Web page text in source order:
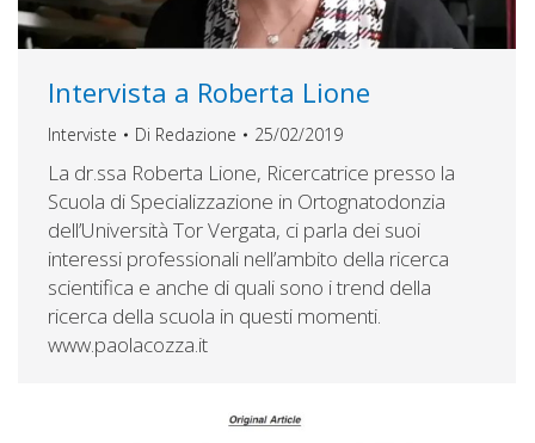
Intervista a Roberta Lione
Interviste Di Redazione 25/02/2019
La dr.ssa Roberta Lione, Ricercatrice presso la
Scuola di Specializzazione in Ortognatodonzia
dell’Università Tor Vergata, ci parla dei suoi
interessi professionali nell’ambito della ricerca
scientifica e anche di quali sono i trend della
ricerca della scuola in questi momenti.
www.paolacozza.it